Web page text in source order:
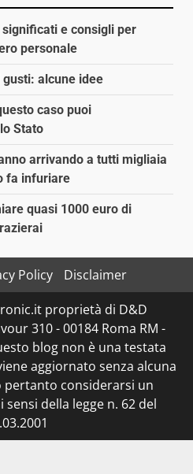
e consigli per
personale
alcune idee
caso puoi
Stato
arrivando a tutti migliaia
fa infuriare
quasi 1000 euro di
Policy
Disclaimer
proprietà di D&D
310 - 00184 Roma RM -
blog non è una testata
aggiornato senza alcuna
pertanto considerarsi un
della legge n. 62 del